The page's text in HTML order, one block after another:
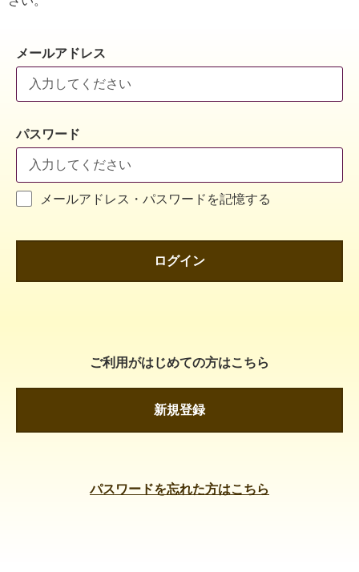
メールアドレス
パスワード
メールアドレス・パスワードを記憶する
ログイン
ご利用がはじめての方はこちら
新規登録
パスワードを忘れた方はこちら